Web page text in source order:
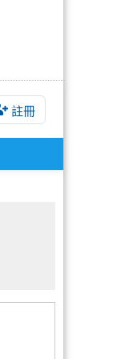
註冊